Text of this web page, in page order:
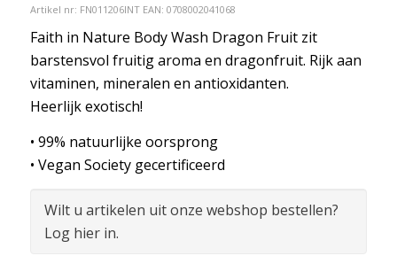
Artikel nr: FN011206INT EAN: 0708002041068
Faith in Nature Body Wash Dragon Fruit zit
barstensvol fruitig aroma en dragonfruit. Rijk aan
vitaminen, mineralen en antioxidanten.
Heerlijk exotisch!
• 99% natuurlijke oorsprong
• Vegan Society gecertificeerd
Wilt u artikelen uit onze webshop bestellen?
Log hier in.